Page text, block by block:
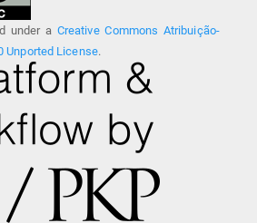
under a Creative Commons Atribuição-
Unported License.